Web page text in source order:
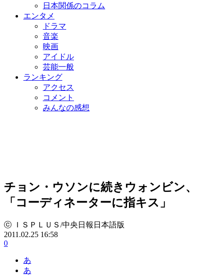
日本関係のコラム
エンタメ
ドラマ
音楽
映画
アイドル
芸能一般
ランキング
アクセス
コメント
みんなの感想
チョン・ウソンに続きウォンビン、
「コーディネーターに指キス」
ⓒ ＩＳＰＬＵＳ/中央日報日本語版
2011.02.25 16:58
0
あ
あ